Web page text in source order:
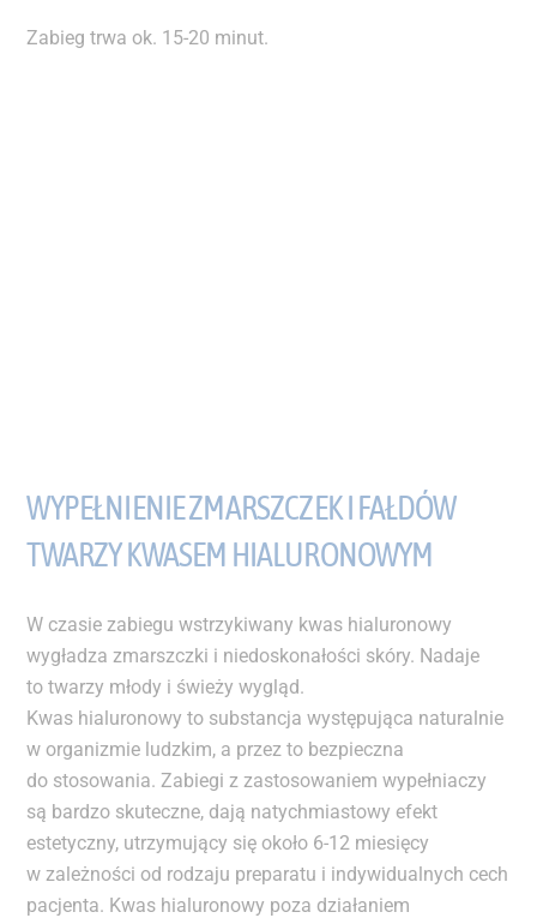
Zabieg trwa ok. 15-20 minut.
WYPEŁNIENIE ZMARSZCZEK I FAŁDÓW
TWARZY KWASEM HIALURONOWYM
W czasie zabiegu wstrzykiwany kwas hialuronowy
wygładza zmarszczki i niedoskonałości skóry. Nadaje
to twarzy młody i świeży wygląd.
Kwas hialuronowy to substancja występująca naturalnie
w organizmie ludzkim, a przez to bezpieczna
do stosowania. Zabiegi z zastosowaniem wypełniaczy
są bardzo skuteczne, dają natychmiastowy efekt
estetyczny, utrzymujący się około 6-12 miesięcy
w zależności od rodzaju preparatu i indywidualnych cech
pacjenta. Kwas hialuronowy poza działaniem